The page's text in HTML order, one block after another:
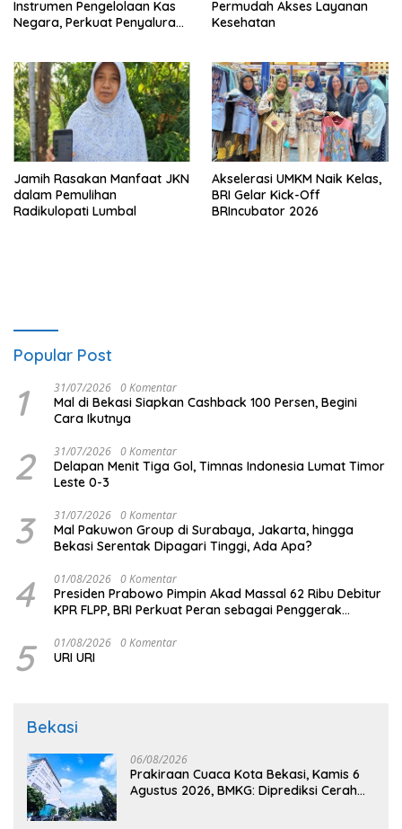
Instrumen Pengelolaan Kas
Negara, Perkuat Penyaluran
Permudah Akses Layanan
Kesehatan
Jamih Rasakan Manfaat JKN
dalam Pemulihan
Radikulopati Lumbal
Akselerasi UMKM Naik Kelas,
BRI Gelar Kick-Off
BRIncubator 2026
Popular Post
1 31/07/2026 0 Komentar
Mal di Bekasi Siapkan Cashback 100 Persen, Begini
Cara Ikutnya
2 31/07/2026 0 Komentar
Delapan Menit Tiga Gol, Timnas Indonesia Lumat Timor
Leste 0-3
3 31/07/2026 0 Komentar
Mal Pakuwon Group di Surabaya, Jakarta, hingga
Bekasi Serentak Dipagari Tinggi, Ada Apa?
4 01/08/2026 0 Komentar
Presiden Prabowo Pimpin Akad Massal 62 Ribu Debitur
KPR FLPP, BRI Perkuat Peran sebagai Penggerak
5 01/08/2026 0 Komentar
URI URI
Bekasi
06/08/2026
Prakiraan Cuaca Kota Bekasi, Kamis 6
Agustus 2026, BMKG: Diprediksi Cerah